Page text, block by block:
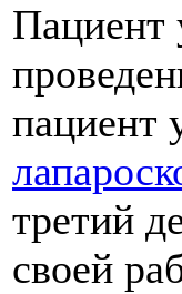
Пациент
пациент
третий
своей